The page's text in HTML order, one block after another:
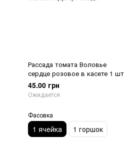
Рассада томата Воловье
сердце розовое в касете 1 шт
45.00 грн
Ожидается
Фасовка
1 ячейка 1 горшок